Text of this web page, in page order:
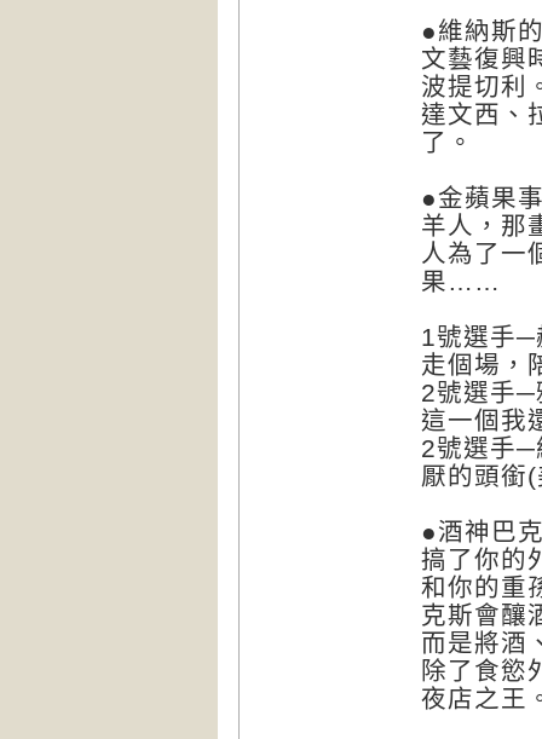
●維納斯
文藝復興
波提切利
達文西、
了。
●金蘋果
羊人，那
人為了一
果……
1號選手─
走個場，
2號選手─
這一個我
2號選手─
厭的頭銜
●酒神巴
搞了你的
和你的重
克斯會釀
而是將酒
除了食慾
夜店之王